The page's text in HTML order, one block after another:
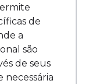
de
a
são
de seus
necessária